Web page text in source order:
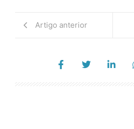
Artigo anterior